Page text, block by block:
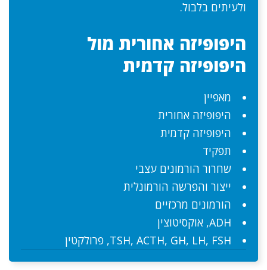
ולעיתים בלבול.
היפופיזה אחורית מול
היפופיזה קדמית
מאפיין
היפופיזה אחורית
היפופיזה קדמית
תפקיד
שחרור הורמונים עצבי
ייצור והפרשה הורמונלית
הורמונים מרכזיים
ADH, אוקסיטוצין
TSH, ACTH, GH, LH, FSH, פרולקטין